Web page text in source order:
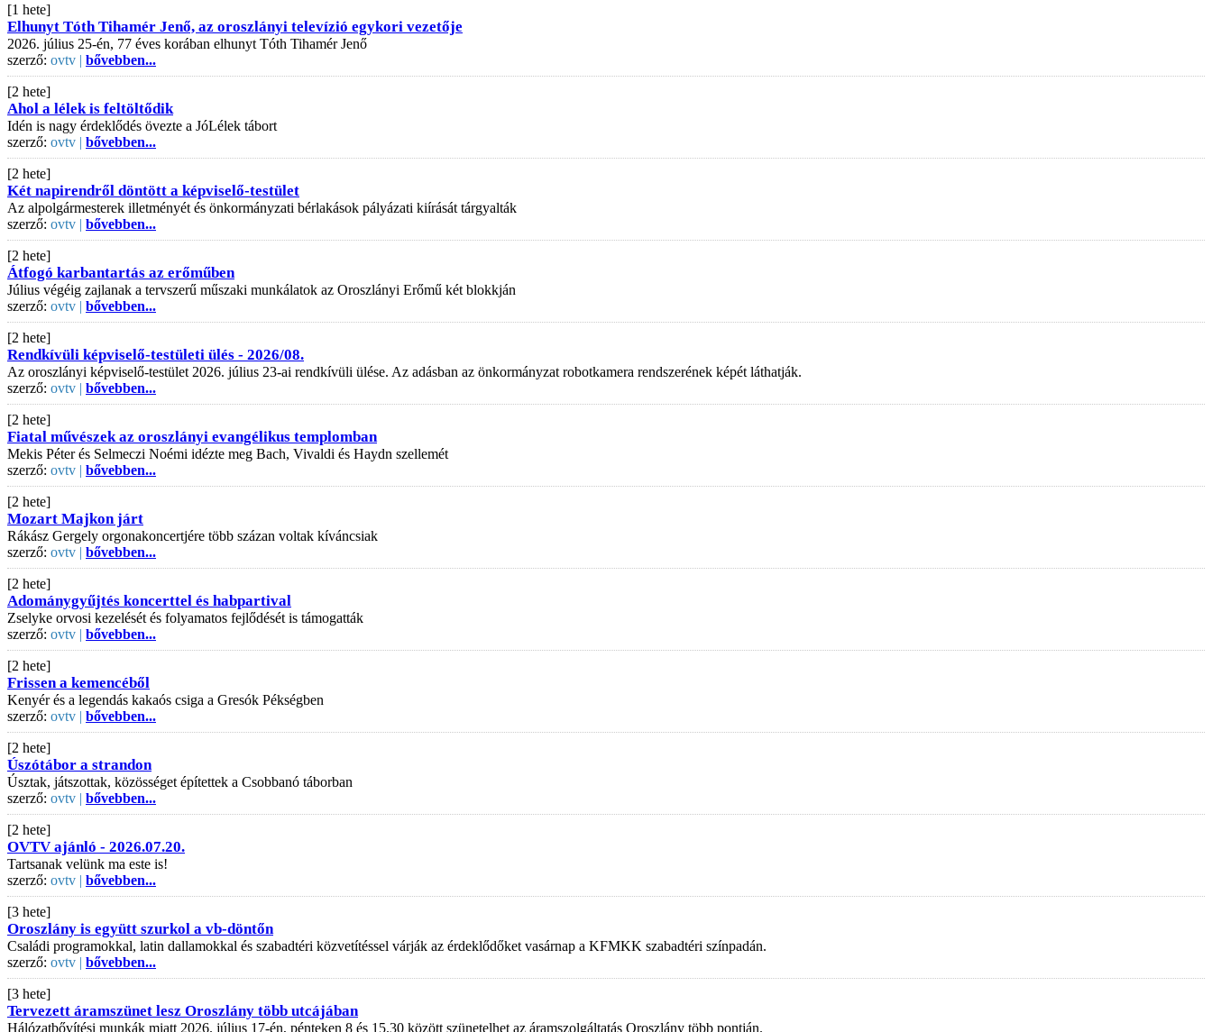
[1 hete]
Elhunyt Tóth Tihamér Jenő, az oroszlányi televízió egykori vezetője
2026. július 25-én, 77 éves korában elhunyt Tóth Tihamér Jenő
szerző: ovtv | bővebben...
[2 hete]
Ahol a lélek is feltöltődik
Idén is nagy érdeklődés övezte a JóLélek tábort
szerző: ovtv | bővebben...
[2 hete]
Két napirendről döntött a képviselő-testület
Az alpolgármesterek illetményét és önkormányzati bérlakások pályázati kiírását tárgyalták
szerző: ovtv | bővebben...
[2 hete]
Átfogó karbantartás az erőműben
Július végéig zajlanak a tervszerű műszaki munkálatok az Oroszlányi Erőmű két blokkján
szerző: ovtv | bővebben...
[2 hete]
Rendkívüli képviselő-testületi ülés - 2026/08.
Az oroszlányi képviselő-testület 2026. július 23-ai rendkívüli ülése. Az adásban az önkormányzat robotkamera rendszerének képét láthatják.
szerző: ovtv | bővebben...
[2 hete]
Fiatal művészek az oroszlányi evangélikus templomban
Mekis Péter és Selmeczi Noémi idézte meg Bach, Vivaldi és Haydn szellemét
szerző: ovtv | bővebben...
[2 hete]
Mozart Majkon járt
Rákász Gergely orgonakoncertjére több százan voltak kíváncsiak
szerző: ovtv | bővebben...
[2 hete]
Adománygyűjtés koncerttel és habpartival
Zselyke orvosi kezelését és folyamatos fejlődését is támogatták
szerző: ovtv | bővebben...
[2 hete]
Frissen a kemencéből
Kenyér és a legendás kakaós csiga a Gresók Pékségben
szerző: ovtv | bővebben...
[2 hete]
Úszótábor a strandon
Úsztak, játszottak, közösséget építettek a Csobbanó táborban
szerző: ovtv | bővebben...
[2 hete]
OVTV ajánló - 2026.07.20.
Tartsanak velünk ma este is!
szerző: ovtv | bővebben...
[3 hete]
Oroszlány is együtt szurkol a vb-döntőn
Családi programokkal, latin dallamokkal és szabadtéri közvetítéssel várják az érdeklődőket vasárnap a KFMKK szabadtéri színpadán.
szerző: ovtv | bővebben...
[3 hete]
Tervezett áramszünet lesz Oroszlány több utcájában
Hálózatbővítési munkák miatt 2026. július 17-én, pénteken 8 és 15.30 között szünetelhet az áramszolgáltatás Oroszlány több pontján.